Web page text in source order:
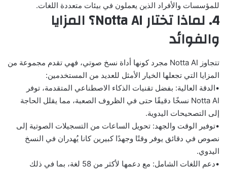
للمؤسسات والأفراد الذين يعملون في بيئات متعددة اللغات.
4. لماذا تختار Notta AI؟ المزايا
والفوائد
تتجاوز Notta AI مجرد كونها أداة نسخ صوتي، فهي تقدم مجموعة من
المزايا التي تجعلها الخيار الأمثل للعديد من المستخدمين:
•الدقة العالية: بفضل تقنيات الذكاء الاصطناعي المتقدمة، توفر
Notta AI نسخًا دقيقًا حتى في الظروف الصعبة، مما يقلل الحاجة
إلى التصحيحات اليدوية.
•توفير الوقت والجهد: تحويل الساعات من التسجيلات الصوتية إلى
نصوص في دقائق يوفر وقتًا وجهدًا كبيرين كانا يُهدران في النسخ
اليدوي.
•دعم اللغات الشامل:
مع دعمها لأكثر من 58 لغة، بما في ذلك